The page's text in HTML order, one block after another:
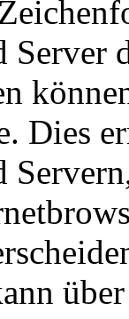
Server
Dies